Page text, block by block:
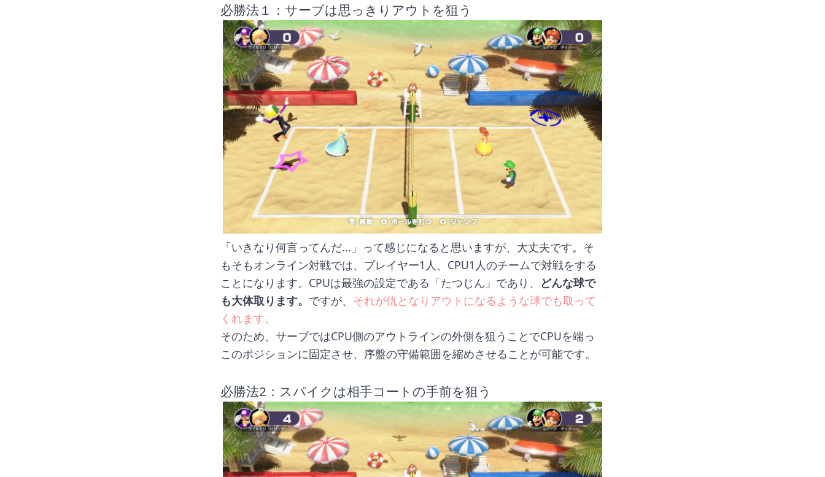
必勝法１：サーブは思っきりアウトを狙う
「いきなり何言ってんだ...」って感じになると思いますが、大丈夫です。そ
もそもオンライン対戦では、プレイヤー1人、CPU1人のチームで対戦をする
ことになります。CPUは最強の設定である「たつじん」であり、
どんな球で
も大体取ります。 ですが、 それが仇となりアウトになるような球でも取って
くれます。
そのため、サーブではCPU側のアウトラインの外側を狙うことでCPUを端っ
このポジションに固定させ、序盤の守備範囲を縮めさせることが可能です。
必勝法2：スパイクは相手コートの手前を狙う